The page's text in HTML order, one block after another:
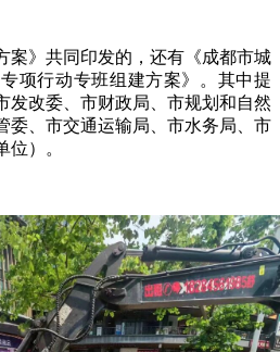
案》共同印发的，还有《成都市城
项行动专班组建方案》。其中提
发改委、市财政局、市规划和自然
委、市交通运输局、市水务局、市
）。